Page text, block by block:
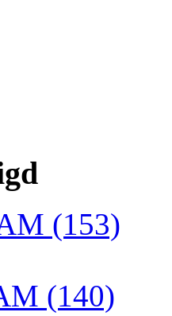
(153)
(140)